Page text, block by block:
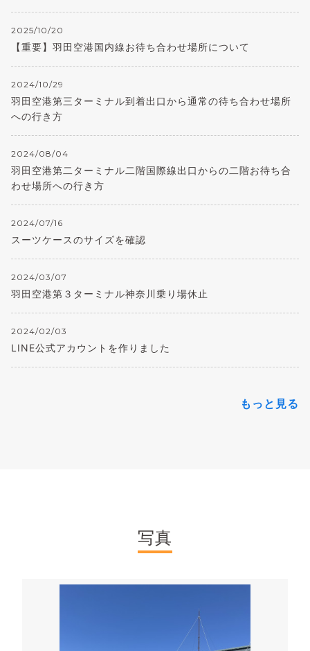
2025/10/20
【重要】羽田空港国内線お待ち合わせ場所について
2024/10/29
羽田空港第三ターミナル到着出口から通常の待ち合わせ場所
への行き方
2024/08/04
羽田空港第二ターミナル二階国際線出口からの二階お待ち合
わせ場所への行き方
2024/07/16
スーツケースのサイズを確認
2024/03/07
羽田空港第３ターミナル神奈川乗り場休止
2024/02/03
LINE公式アカウントを作りました
もっと見る
写真